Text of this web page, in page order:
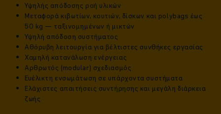
Υψηλής απόδοσης ροή υλικών
Μεταφορά κιβωτίων, κουτιών, δίσκων και polybags έως
50 kg — ταξινομημένων ή μικτών
Υψηλή απόδοση συστήματος
Αθόρυβη λειτουργία για βέλτιστες συνθήκες εργασίας
Χαμηλή κατανάλωση ενέργειας
Αρθρωτός (modular) σχεδιασμός
Ευέλικτη ενσωμάτωση σε υπάρχοντα συστήματα
Ελάχιστες απαιτήσεις συντήρησης και μεγάλη διάρκεια
ζωής